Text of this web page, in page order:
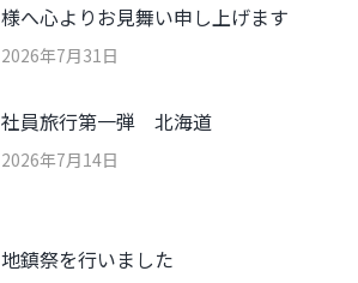
様へ心よりお見舞い申し上げます
2026年7月31日
社員旅行第一弾 北海道
2026年7月14日
地鎮祭を行いました